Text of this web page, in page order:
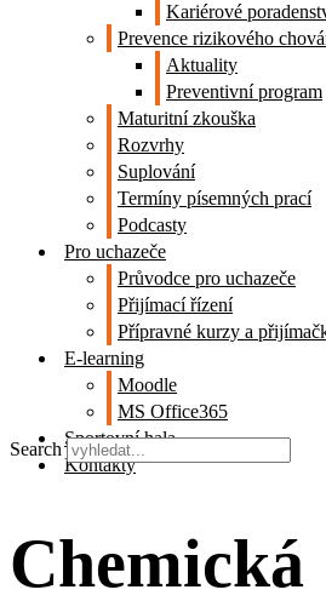
Kariérové
Prevence rizikového
Aktuality
Preventivní program
Maturitní zkouška
Rozvrhy
Suplování
Termíny písemných prací
Podcasty
Pro uchazeče
Průvodce pro uchazeče
Přijímací řízení
Přípravné kurzy a
E-learning
Moodle
MS Office365
Sportovní hala
Kontakty
Search
Chemická